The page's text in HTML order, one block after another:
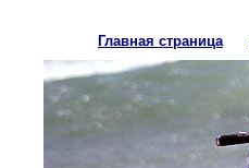
Главная страница